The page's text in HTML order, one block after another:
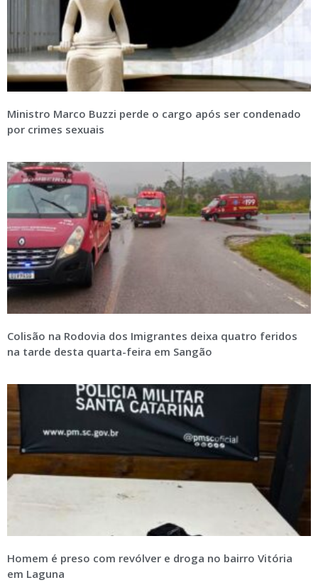
Ministro Marco Buzzi perde o cargo após ser condenado
por crimes sexuais
Colisão na Rodovia dos Imigrantes deixa quatro feridos
na tarde desta quarta-feira em Sangão
Homem é preso com revólver e droga no bairro Vitória
em Laguna